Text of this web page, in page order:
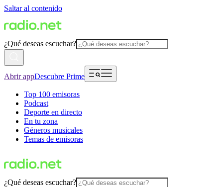
Saltar al contenido
¿Qué deseas escuchar?
Abrir appDescubre Prime
Top 100 emisoras
Podcast
Deporte en directo
En tu zona
Géneros musicales
Temas de emisoras
¿Qué deseas escuchar?